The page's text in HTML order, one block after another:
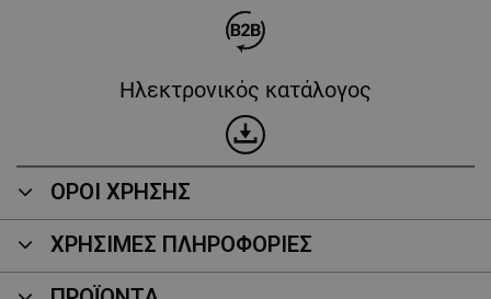
Ηλεκτρονικός κατάλογος
ΟΡΟΙ ΧΡΗΣΗΣ
ΧΡΗΣΙΜΕΣ ΠΛΗΡΟΦΟΡΙΕΣ